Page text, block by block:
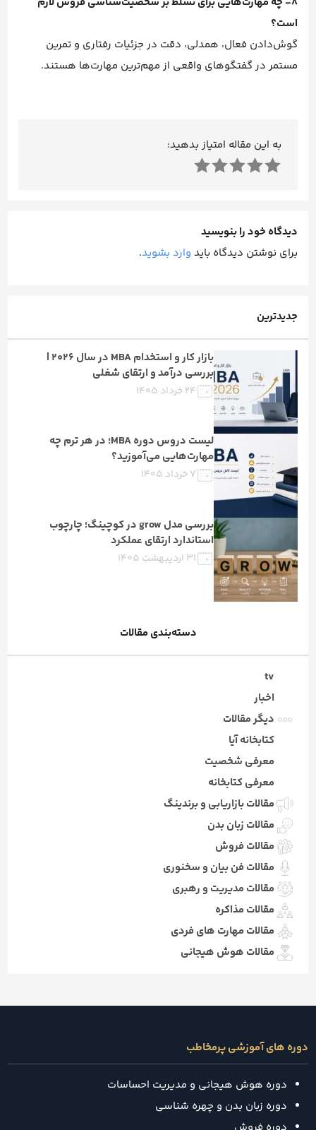
است؟
گوش‌دادن فعال، همدلی، دقت در جزئیات رفتاری و تمرین
مستمر در گفتگوهای واقعی از مهم‌ترین مهارت‌ها هستند.
به این مقاله امتیاز بدهید:
دیدگاه خود را بنویسید
برای نوشتن دیدگاه باید وارد بشوید.
جدیدترین
بازار کار و استخدام MBA در سال ۲۰۲۶ |
بررسی درآمد و ارتقای شغلی
۲۴ خرداد ۱۴۰۵
لیست دروس دوره MBA؛ در هر ترم چه
مهارت‌هایی می‌آموزید؟
۷ خرداد ۱۴۰۵
بررسی مدل grow در کوچینگ؛ چارچوب
استاندارد ارتقای عملکرد
۳۱ اردیبهشت ۱۴۰۵
دسته‌بندی مقالات
tv
اخبار
دیگر مقالات
کتابخانه آیا
معرفی شخصیت
معرفی کتابخانه
مقالات بازاریابی و برندینگ
مقالات زبان بدن
مقالات فروش
مقالات فن بیان و سخنوری
مقالات مدیریت و رهبری
مقالات مذاکره
مقالات مهارت های فردی
مقالات هوش هیجانی
دوره های آموزشی پرمخاطب
دوره هوش هیجانی و مدیریت احساسات
دوره زبان بدن و چهره شناسی